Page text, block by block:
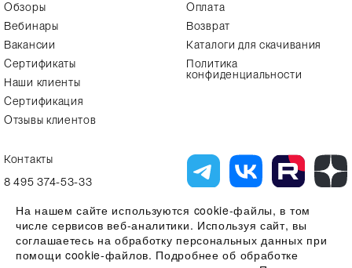
Обзоры
Вебинары
Вакансии
Сертификаты
Наши клиенты
Сертификация
Отзывы клиентов
Оплата
Возврат
Каталоги для скачивания
Политика
конфиденциальности
Контакты
8 495 374-53-33
Вся представленная на сайте информация, касающаяся технических
характеристик, наличия на складе, стоимости товаров, носит
На нашем сайте используются cookie-файлы, в том
числе сервисов веб-аналитики. Используя сайт, вы
соглашаетесь на обработку персональных данных при
помощи cookie-файлов. Подробнее об обработке